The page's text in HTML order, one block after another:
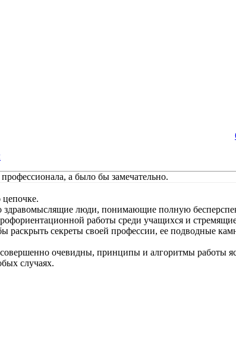
а было бы замечательно.
здравомыслящие люди, понимающие полную
работы среди учащихся и
раскрыть секреты своей профессии, ее подводные
очевидны, принципы и алгоритмы работы
случаях.